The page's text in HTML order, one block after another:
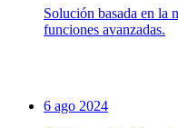
Solución basada en la
funciones avanzadas.
6 ago 2024